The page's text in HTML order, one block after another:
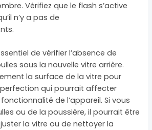
Vérifiez que le flash s’active
n’y a pas de
de vérifier l’absence de
sous la nouvelle vitre arrière.
la surface de la vitre pour
qui pourrait affecter
de l’appareil. Si vous
ou de la poussière, il pourrait être
la vitre ou de nettoyer la